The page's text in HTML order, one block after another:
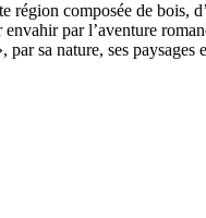
composée de bois,
par l’aventure
sa nature, ses